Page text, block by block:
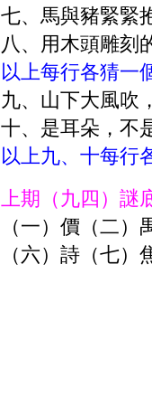
七、馬與豬緊緊
八、用木頭雕刻
以上每行各猜一
九、山下大風吹
十、是耳朵，不
以上九、十每行
上期（九四）謎
（一）價（二
（六）詩（七